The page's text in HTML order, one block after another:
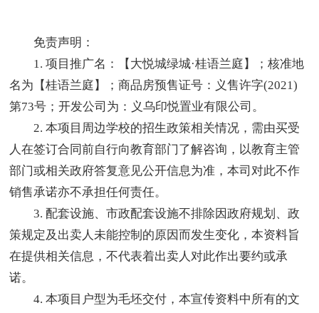
免责声明：
1. 项目推广名：【大悦城绿城·桂语兰庭】；核准地
名为【桂语兰庭】；商品房预售证号：义售许字(2021)
第73号；开发公司为：义乌印悦置业有限公司。
2. 本项目周边学校的招生政策相关情况，需由买受
人在签订合同前自行向教育部门了解咨询，以教育主管
部门或相关政府答复意见公开信息为准，本司对此不作
销售承诺亦不承担任何责任。
3. 配套设施、市政配套设施不排除因政府规划、政
策规定及出卖人未能控制的原因而发生变化，本资料旨
在提供相关信息，不代表着出卖人对此作出要约或承
诺。
4. 本项目户型为毛坯交付，本宣传资料中所有的文